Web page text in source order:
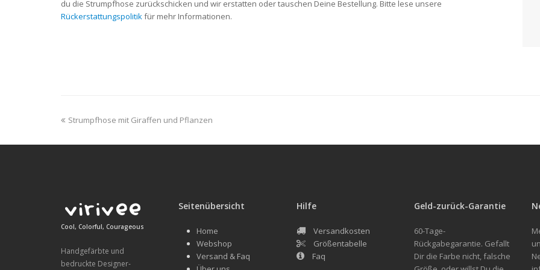
du die Strumpfhose zurückschicken und wir erstatten oder tauschen Deine Bestellung. Bitte lese unsere
Rückerstattungspolitikfür mehr Informationen.
previous
Strumpfhose mit Giraffen und Pflanzen
Cool, Colorful, Courageous
Handgefärbte und
bedruckte Designer-
Seitenübersicht
Home
Webshop
Versand & Faq
Hilfe
Versandkosten
Größentabelle
Faq
Geld-zurück-Garantie
60-Tage-
Rückgabegarantie. Gefallt
Dir die Farbe nicht, falsche